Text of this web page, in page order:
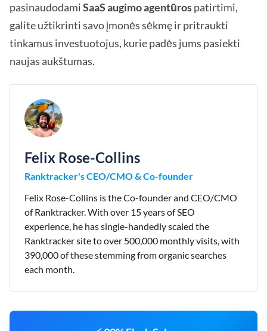
pasinaudodamiSaaS augimo agentūrospatirtimi,
galite užtikrinti savo įmonės sėkmę ir pritraukti
tinkamus investuotojus, kurie padės jums pasiekti
naujas aukštumas.
Felix Rose-Collins
Ranktracker's CEO/CMO & Co-founder
Felix Rose-Collins is the Co-founder and CEO/CMO
of Ranktracker. With over 15 years of SEO
experience, he has single-handedly scaled the
Ranktracker site to over 500,000 monthly visits, with
390,000 of these stemming from organic searches
each month.